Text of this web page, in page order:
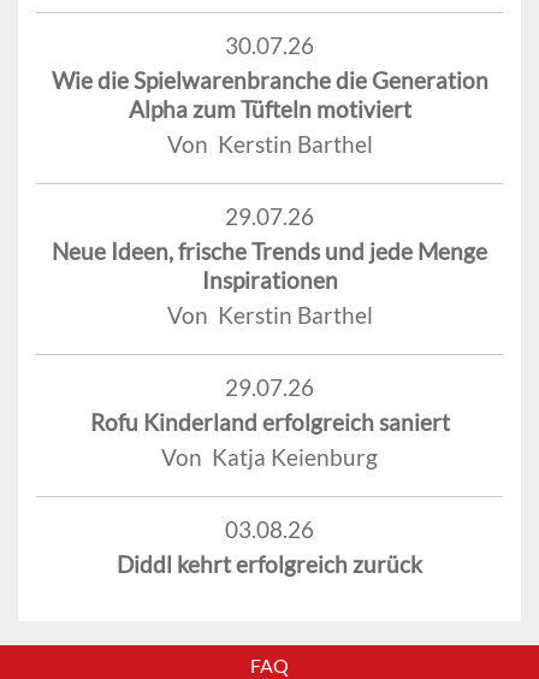
30.07.26
Wie die Spielwarenbranche die Generation
Alpha zum Tüfteln motiviert
Von Kerstin Barthel
29.07.26
Neue Ideen, frische Trends und jede Menge
Inspirationen
Von Kerstin Barthel
29.07.26
Rofu Kinderland erfolgreich saniert
Von Katja Keienburg
03.08.26
Diddl kehrt erfolgreich zurück
FAQ